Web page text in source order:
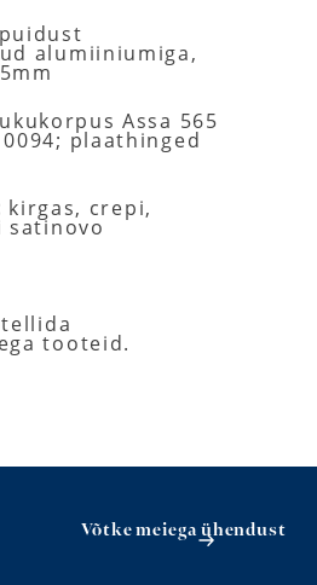
alumiiniumiga,
Assa 565
plaathinged
kirgas, crepi,
satinovo
tooteid.
Võtke meiega ühendust